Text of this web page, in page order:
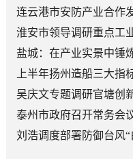
连云港市安防产业合作
淮安市领导调研重点工
盐城：在产业实景中锤
上半年扬州造船三大指
吴庆文专题调研官塘创
泰州市政府召开常务会
刘浩调度部署防御台风“